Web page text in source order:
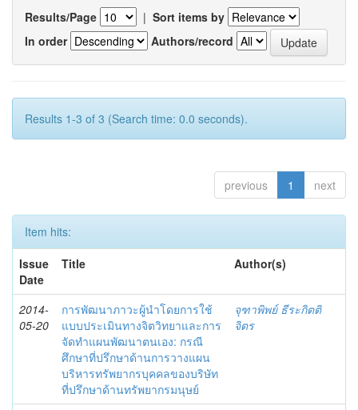
Results/Page | Sort items by
In order
Authors/record
Results 1-3 of 3 (Search time: 0.0 seconds).
previous 1 next
Item hits:
Issue
Date
Title Author(s)
2014-
05-20
การพัฒนาภาวะผู้นำโดยการใช้
แบบประเมินทางจิตวิทยาและการ
จัดทำแผนพัฒนาตนเอง: กรณี
ศึกษาที่ปรึกษาด้านการวางแผน
บริหารทรัพยากรบุคคลของบริษัท
ที่ปรึกษาด้านทรัพยากรมนุษย์
จุฑาพิพย์ ธีระกิตติ
จิตร